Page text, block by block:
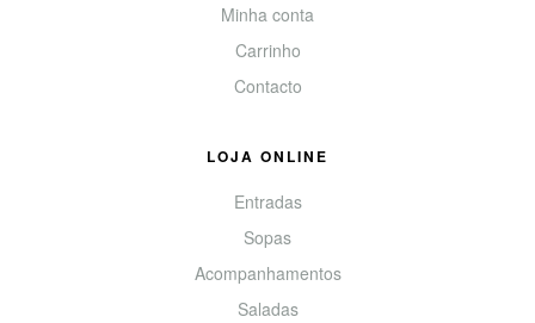
Minha conta
Carrinho
Contacto
LOJA ONLINE
Entradas
Sopas
Acompanhamentos
Saladas